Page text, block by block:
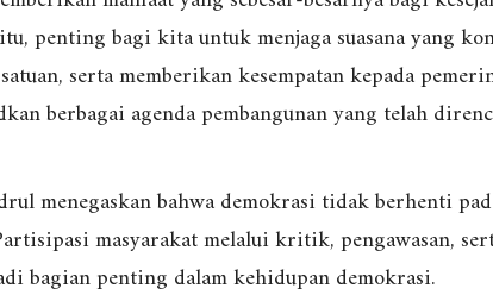
penting bagi kita untuk menjaga suasana yang
serta memberikan kesempatan kepada
berbagai agenda pembangunan yang telah
menegaskan bahwa demokrasi tidak berhenti
masyarakat melalui kritik, pengawasan,
bagian penting dalam kehidupan demokrasi.